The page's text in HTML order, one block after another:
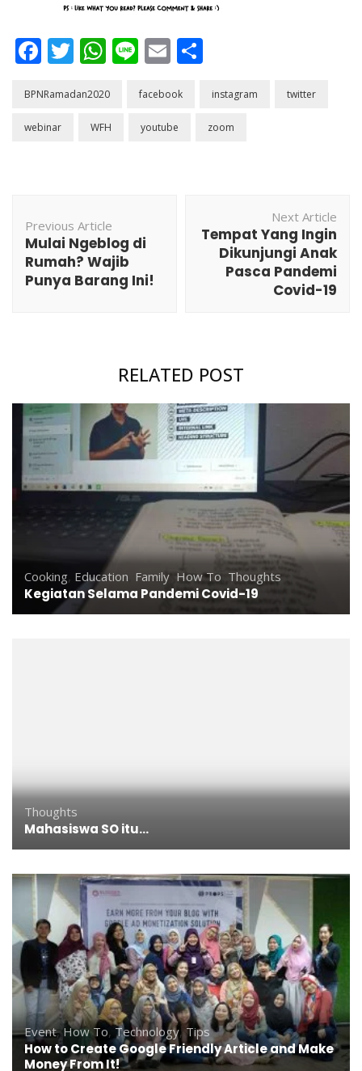
Facebook
Twitter
WhatsApp
LineEmail
BPNRamadan2020 facebook instagram twitter
webinar WFH youtube zoom
Navigation
Previous Article
Mulai Ngeblog di
Rumah? Wajib
Punya Barang Ini!
Next Article
Tempat Yang Ingin
Dikunjungi Anak
Pasca Pandemi
Covid-19
RELATED POST
Cooking, Education Family, How To Thoughts
Kegiatan Selama Pandemi Covid-19
Thoughts
Mahasiswa SO itu…
Event,How To, Technology,Tips
How to Create Google Friendly Article and Make
Money From It!